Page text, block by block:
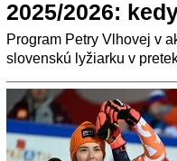
2025/2026:
Program Petry Vlhovej v
slovenskú lyžiarku v